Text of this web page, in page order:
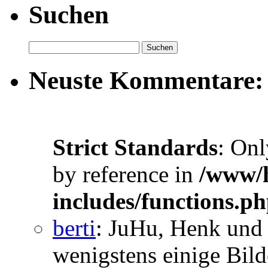
Suchen
Neuste Kommentare:
Strict Standards:
by reference in /www/
includes/
berti: JuHu, Henk
wenigstens einige